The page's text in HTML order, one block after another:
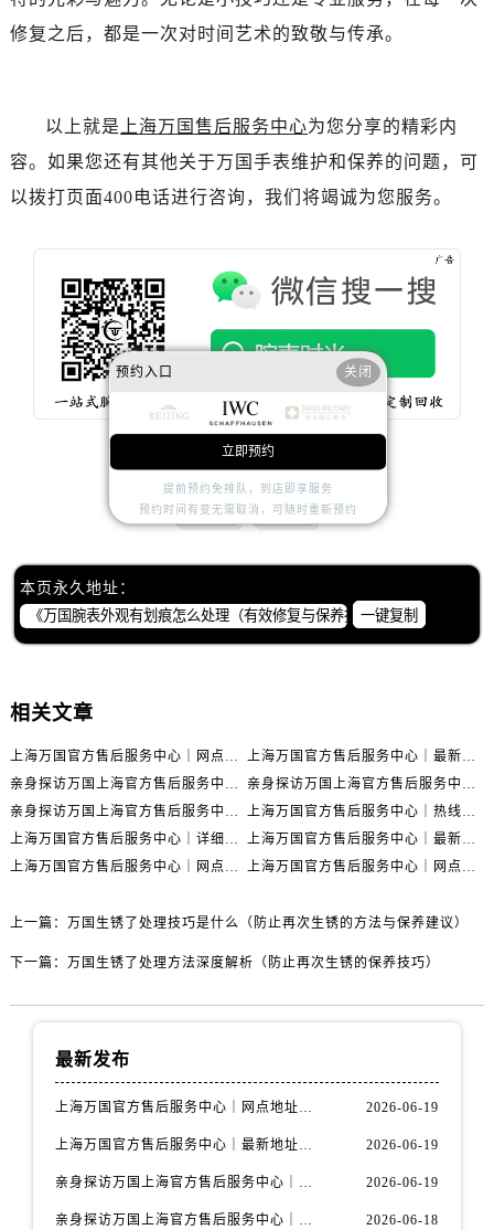
修复之后，都是一次对时间艺术的致敬与传承。
以上就是 上海万国售后服务中心为您分享的精彩内
容。如果您还有其他关于万国手表维护和保养的问题，可
以拨打页面400电话进行咨询，我们将竭诚为您服务。
赞一下 去提问
本页永久地址：
一键复制
相关文章
上海万国官方售后服务中心｜网点地址与官方联系电话权威信息公示（2026年6月最新）
上海万国官方售后服务中心｜最新地址与客服热线权威信息公示（2026年6月最新）
亲身探访万国上海官方售后服务中心｜全新维修门店地址及电话（2026年6月最新）
亲身探访万国上海官方售后服务中心｜最新电话及地址（2026年6月最新）
亲身探访万国上海官方售后服务中心｜网点地址与客服电话（2026年6月最新）
上海万国官方售后服务中心｜热线电话与网点地址权威信息公示（2026年6月最新）
上海万国官方售后服务中心｜详细地址与售后电话权威信息公示（2026年6月最新）
上海万国官方售后服务中心｜最新电话及地址权威信息公示（2026年6月最新）
上海万国官方售后服务中心｜网点地址及热线权威信息公示（2026年6月最新）
上海万国官方售后服务中心｜网点地址与服务热线权威信息公示（2026年6月最新）
上一篇： 万国生锈了处理技巧是什么（防止再次生锈的方法与保养建议）
下一篇： 万国生锈了处理方法深度解析（防止再次生锈的保养技巧）
最新发布
上海万国官方售后服务中心｜网点地址与官方联系电话权威信息公示（2026年6月最新） 2026-06-19
上海万国官方售后服务中心｜最新地址与客服热线权威信息公示（2026年6月最新） 2026-06-19
亲身探访万国上海官方售后服务中心｜全新维修门店地址及电话（2026年6月最新） 2026-06-19
亲身探访万国上海官方售后服务中心｜最新电话及地址（2026年6月最新） 2026-06-18
预约入口 关闭
立即预约
提前预约免排队，到店即享服务
预约时间有变无需取消，可随时重新预约